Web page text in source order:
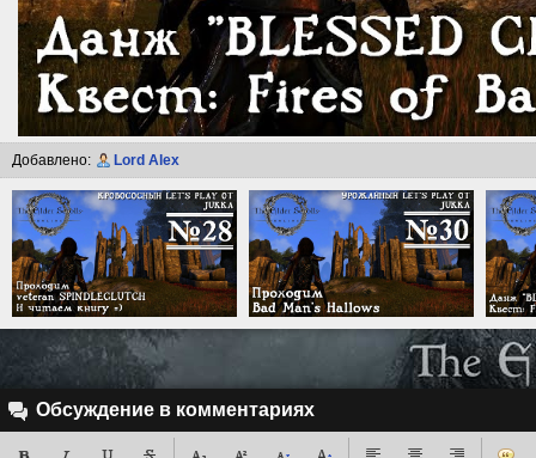
Добавлено: Lord Alex
Обсуждение в комментариях